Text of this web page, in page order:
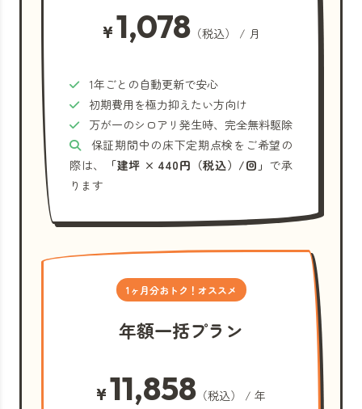
¥1,078（税込） / 月
1年ごとの自動更新で安心
初期費用を極力抑えたい方向け
万が一のシロアリ発生時、完全無料駆除
保証期間中の床下定期点検をご希望の
際は、
「建坪 × 440円（税込）/回」 で承
ります
1ヶ月分おトク！オススメ
年額一括プラン
¥11,858 （税込） / 年